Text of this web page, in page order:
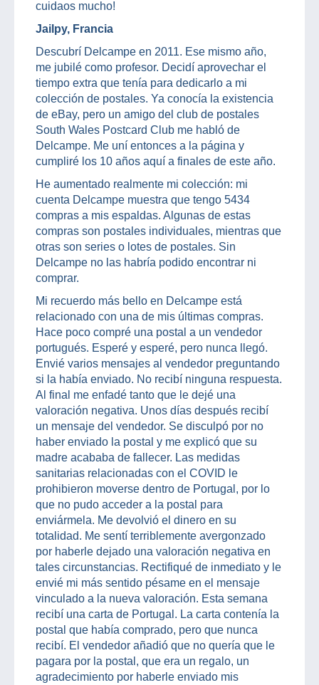
cuidaos mucho!
Jailpy, Francia
Descubrí Delcampe en 2011. Ese mismo año,
me jubilé como profesor. Decidí aprovechar el
tiempo extra que tenía para dedicarlo a mi
colección de postales. Ya conocía la existencia
de eBay, pero un amigo del club de postales
South Wales Postcard Club me habló de
Delcampe. Me uní entonces a la página y
cumpliré los 10 años aquí a finales de este año.
He aumentado realmente mi colección: mi
cuenta Delcampe muestra que tengo 5434
compras a mis espaldas. Algunas de estas
compras son postales individuales, mientras que
otras son series o lotes de postales. Sin
Delcampe no las habría podido encontrar ni
comprar.
Mi recuerdo más bello en Delcampe está
relacionado con una de mis últimas compras.
Hace poco compré una postal a un vendedor
portugués. Esperé y esperé, pero nunca llegó.
Envié varios mensajes al vendedor preguntando
si la había enviado. No recibí ninguna respuesta.
Al final me enfadé tanto que le dejé una
valoración negativa. Unos días después recibí
un mensaje del vendedor. Se disculpó por no
haber enviado la postal y me explicó que su
madre acababa de fallecer. Las medidas
sanitarias relacionadas con el COVID le
prohibieron moverse dentro de Portugal, por lo
que no pudo acceder a la postal para
enviármela. Me devolvió el dinero en su
totalidad. Me sentí terriblemente avergonzado
por haberle dejado una valoración negativa en
tales circunstancias. Rectifiqué de inmediato y le
envié mi más sentido pésame en el mensaje
vinculado a la nueva valoración. Esta semana
recibí una carta de Portugal. La carta contenía la
postal que había comprado, pero que nunca
recibí. El vendedor añadió que no quería que le
pagara por la postal, que era un regalo, un
agradecimiento por haberle enviado mis